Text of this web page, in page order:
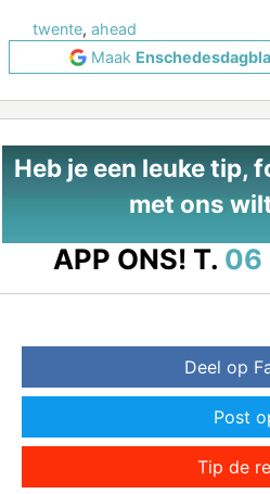
twente, ahead
Maak
Heb je een leuke tip,
met ons
APP ONS! T. 06
Deel op
Post
Tip de